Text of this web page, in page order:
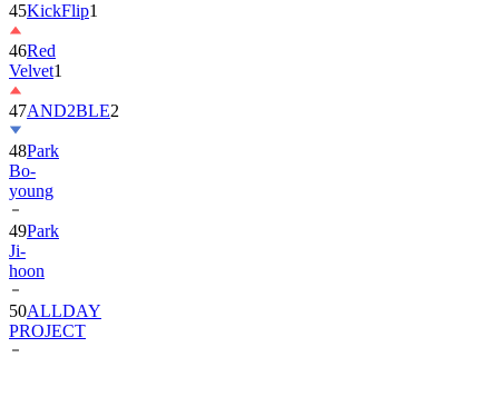
46Red
Velvet
47AND2BLE
48Park
Bo-
young
49Park
Ji-
hoon
50ALLDAY
PROJECT